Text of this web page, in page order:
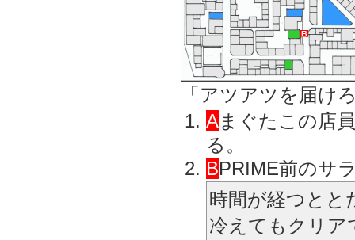
「アツアツを届け
Aまぐたこの店
る。
BPRIME前のサ
時間が経つとと
冷えてもクリア